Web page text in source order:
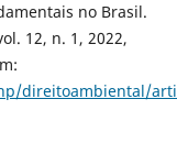
no Brasil.
12, n. 1, 2022,
direitoambiental/